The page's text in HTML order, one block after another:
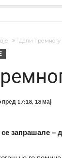
Дали премногу
пред17:18, 18 мај
запрашале –